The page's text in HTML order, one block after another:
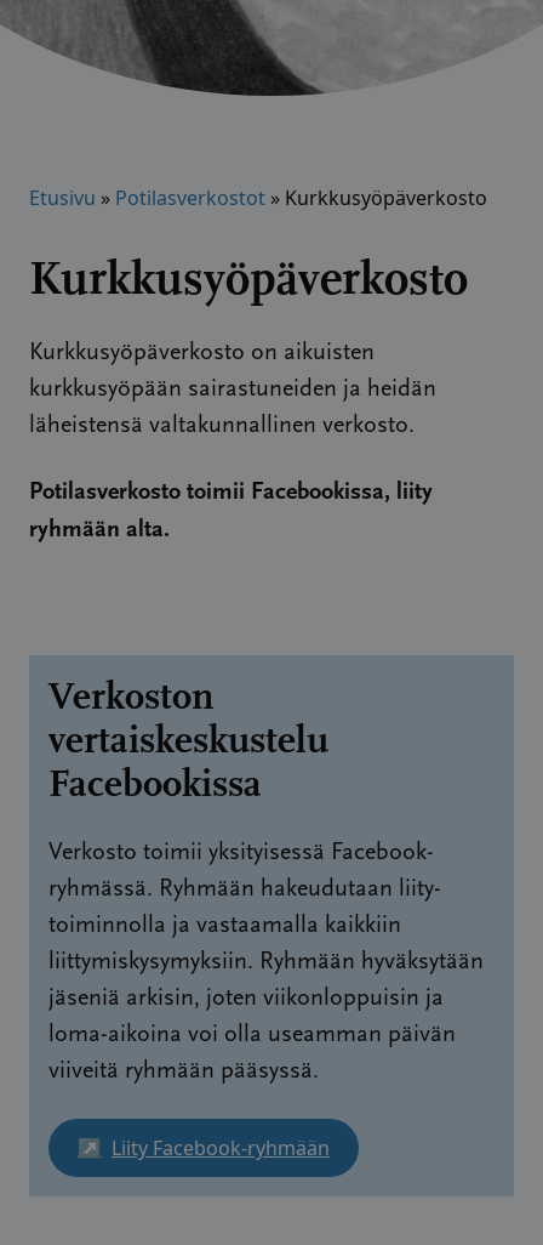
Etusivu » Potilasverkostot » Kurkkusyöpäverkosto
Kurkkusyöpäverkosto
Kurkkusyöpäverkosto on aikuisten
kurkkusyöpään sairastuneiden ja heidän
läheistensä valtakunnallinen verkosto.
Potilasverkosto toimii Facebookissa, liity
ryhmään alta.
Verkoston
vertaiskeskustelu
Facebookissa
Verkosto toimii yksityisessä Facebook-
ryhmässä. Ryhmään hakeudutaan liity-
toiminnolla ja vastaamalla kaikkiin
liittymiskysymyksiin. Ryhmään hyväksytään
jäseniä arkisin, joten viikonloppuisin ja
loma-aikoina voi olla useamman päivän
viiveitä ryhmään pääsyssä.
Sivu avautuu uudessa ikkunassa
↗ Liity Facebook-ryhmään